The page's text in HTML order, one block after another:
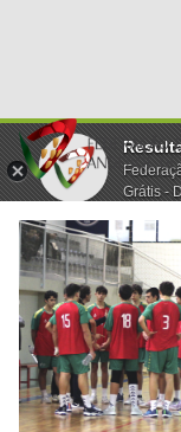
Grátis -